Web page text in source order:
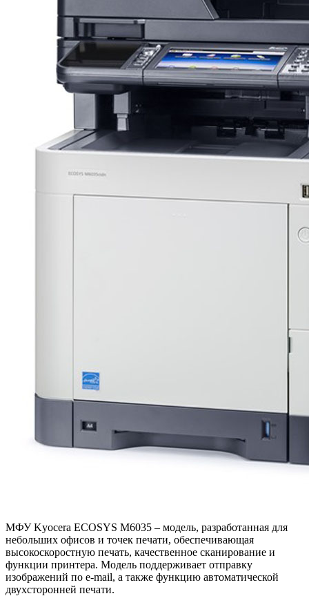
МФУ Kyocera ECOSYS M6035 – модель, разработанная для
небольших офисов и точек печати, обеспечивающая
высокоскоростную печать, качественное сканирование и
функции принтера. Модель поддерживает отправку
изображений по e-mail, а также функцию автоматической
двухсторонней печати.